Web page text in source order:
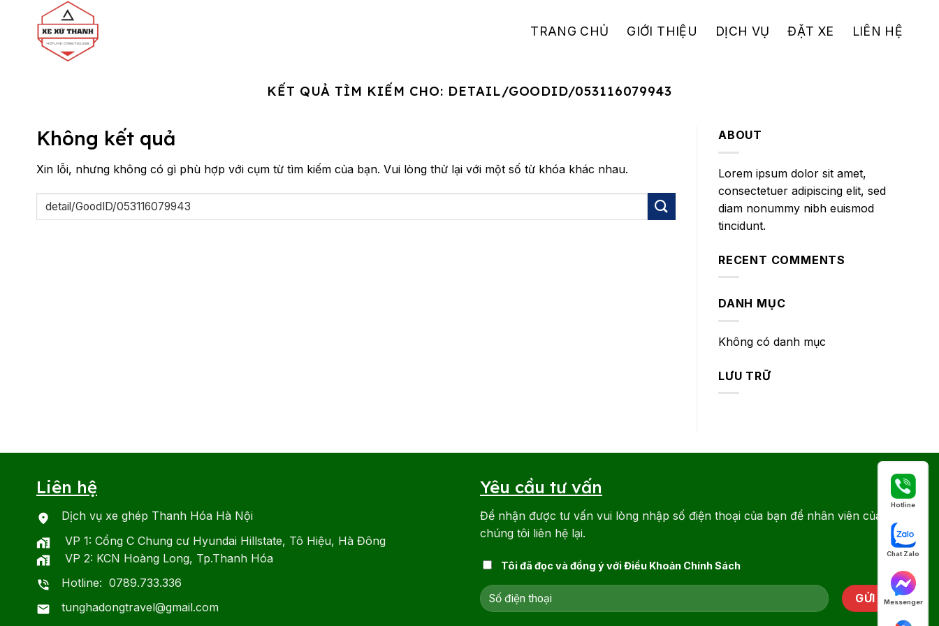
TRANG CHỦ GIỚI THIỆU DỊCH VỤ ĐẶT XE LIÊN HỆ
KẾT QUẢ TÌM KIẾM CHO: DETAIL/GOODID/053116079943
Không kết quả
Xin lỗi, nhưng không có gì phù hợp với cụm từ tìm kiếm của bạn. Vui lòng thử lại với một số từ khóa khác nhau.
ABOUT
Lorem ipsum dolor sit amet,
consectetuer adipiscing elit, sed
diam nonummy nibh euismod
tincidunt.
RECENT COMMENTS
DANH MỤC
Không có danh mục
LƯU TRỮ
Liên hệ
Dịch vụ xe ghép Thanh Hóa Hà Nội
VP 1: Cổng C Chung cư Hyundai Hillstate, Tô Hiệu, Hà Đông
VP 2: KCN Hoàng Long, Tp.Thanh Hóa
Hotline: 0789.733.336
tunghadongtravel@gmail.com
Yêu cầu tư vấn
Để nhận được tư vấn vui lòng nhập số điện thoại của bạn để nhân viên của
chúng tôi liên hệ lại.
Tôi đã đọc và đồng ý với Điều Khoản Chính Sách
Hotline
Chat Zalo
Messenger